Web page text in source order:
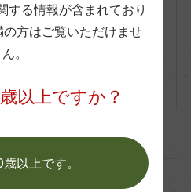
Bleue Sparkling Bl
グ・ブルー スパークリング
yen
する情報が含まれており
方はご覧いただけませ
ん。
以上ですか？
以上です。